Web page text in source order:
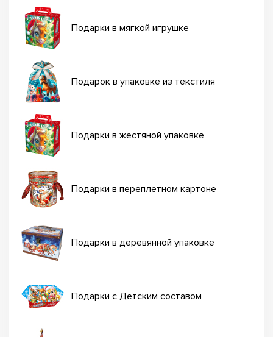
Подарки в мягкой игрушке
Подарок в упаковке из текстиля
Подарки в жестяной упаковке
Подарки в переплетном картоне
Подарки в деревянной упаковке
Подарки с Детским составом